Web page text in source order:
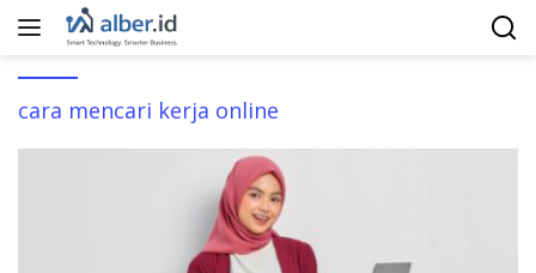
Langsung
cara mencari kerja online